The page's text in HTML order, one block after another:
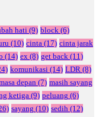
hati (9) block (6)
(10) cinta (17) cinta jarak
(14) ex (8) get back (11)
komunikasi (14) LDR (8)
depan(7) masih sayang
ketiga (9) peluang (6)
sayang (10) sedih (12)